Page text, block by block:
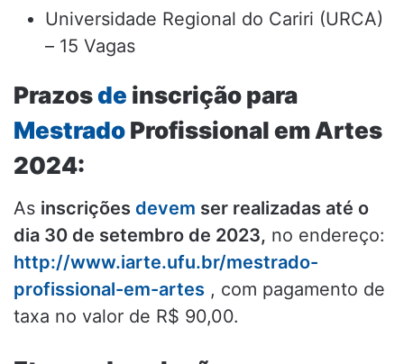
Universidade Regional do Cariri (URCA)
– 15 Vagas
Prazosde inscrição para
MestradoProfissional em Artes
2024:
As inscrições devem ser realizadas até o
dia 30 de setembro de 2023, no endereço:
http://www.iarte.ufu.br/mestrado-
profissional-em-artes , com pagamento de
taxa no valor de R$ 90,00.